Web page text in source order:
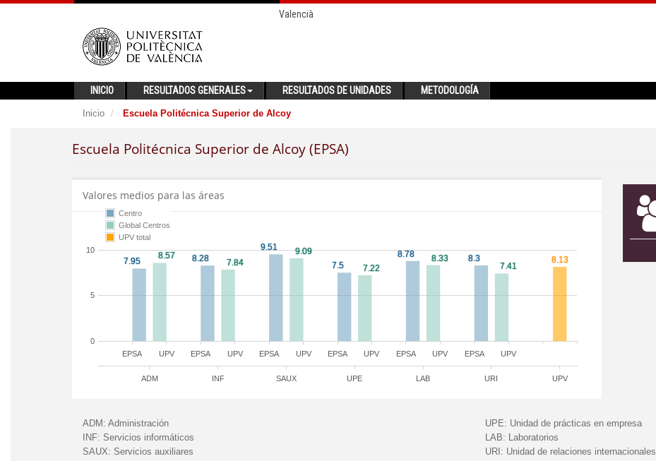
Valencià
INICIO RESULTADOS GENERALES RESULTADOS DE UNIDADES METODOLOGÍA
Inicio Escuela Politécnica Superior de Alcoy
Escuela Politécnica Superior de Alcoy (EPSA)
Valores medios para las áreas
EPSA EPSA EPSA EPSA EPSA EPSA
UPV UPV UPV UPV UPV UPV
ADM INF SAUX UPE LAB URI UPV
0
5
10
Centro
Global Centros
UPV total
ADM: Administración
INF: Servicios informáticos
SAUX: Servicios auxiliares
UPE: Unidad de prácticas en empresa
LAB: Laboratorios
URI: Unidad de relaciones internacionales